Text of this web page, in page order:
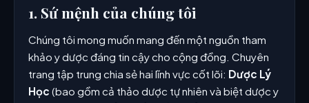
1. Sứ mệnh của chúng tôi
Chúng tôi mong muốn mang đến một nguồn tham
khảo y dược đáng tin cậy cho cộng đồng. Chuyên
trang tập trung chia sẻ hai lĩnh vực cốt lõi: Dược Lý
Học (bao gồm cả thảo dược tự nhiên và biệt dược y